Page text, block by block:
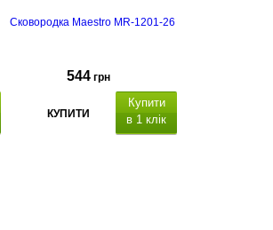
Сковородка Maestro MR-1201-26
544 грн
КУПИТИ
Купити
в 1 клік